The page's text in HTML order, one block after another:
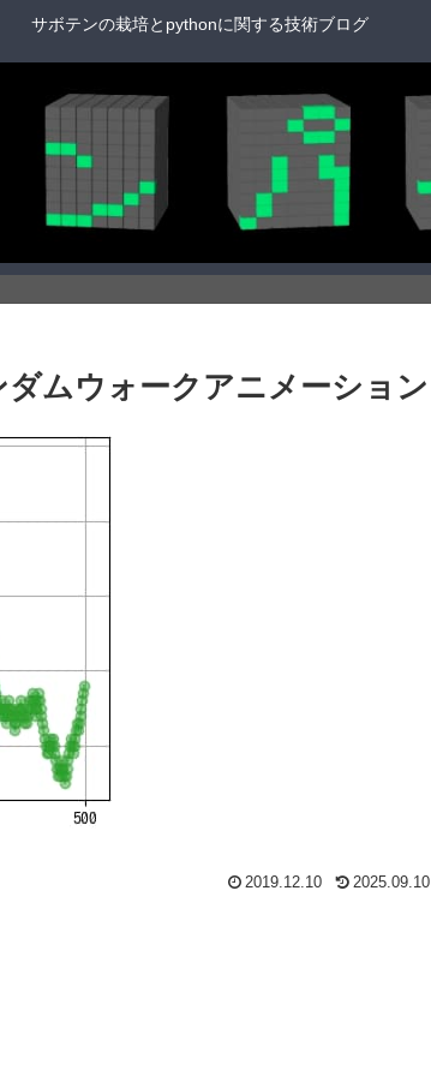
サボテンの栽培とpythonに関する技術ブログ
ムウォークアニメーション
2019.12.10 2025.09.10